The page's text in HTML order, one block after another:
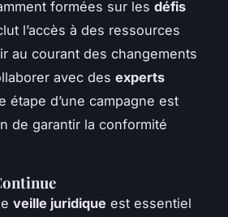
formées sur les défis
l’accès à des ressources
au courant des changements
avec des experts
étape d’une campagne est
de garantir la conformité
veille juridique est essentiel